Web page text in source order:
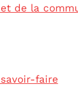
de la
faire